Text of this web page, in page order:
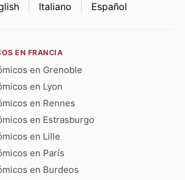
Italiano Español
EN FRANCIA
en Grenoble
en Lyon
en Rennes
en Estrasburgo
en Lille
en París
en Burdeos